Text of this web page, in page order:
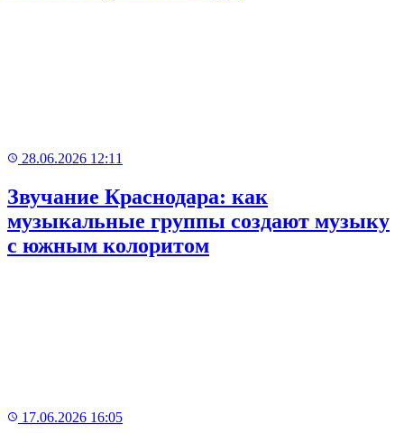
28.06.2026 12:11
Звучание Краснодара: как
музыкальные группы создают музыку
с южным колоритом
17.06.2026 16:05